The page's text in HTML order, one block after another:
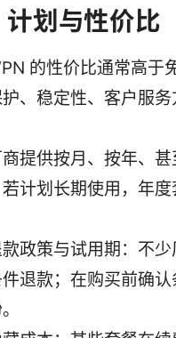
划与性价比
的性价比通常高于
、稳定性、客户服
提供按月、按年、
计划长期使用，年度
政策与试用期：不
退款；在购买前确